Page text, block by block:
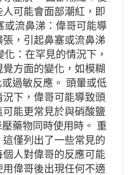
可能會面部潮紅，即
或流鼻涕：偉哥可能導
，引起鼻塞或流鼻涕
：在罕見的情況下，
方面的變化，如模糊
過敏反應。 頭暈或低
下，偉哥可能導致頭
能更常見於與硝酸鹽
藥物同時使用時。 重
僅列出了一些常見的
人對偉哥的反應可能
偉哥後出現任何不適